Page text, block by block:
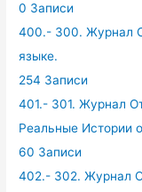
0 Записи
400.- 300. Журнал
языке.
254 Записи
401.- 301. Журнал
Реальные Истории
60 Записи
402.- 302. Журнал